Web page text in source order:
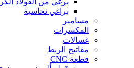
براغي نحاسية
مسامير
المكسرات
غسالات
مفاتيح الربط
قطعة CNC